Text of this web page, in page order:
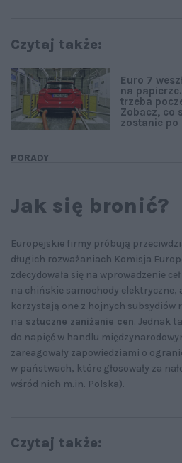
Czytaj także:
PORADY
Euro 7
na
trzeba
Zobacz, co
zostanie po
Jak się bronić?
Europejskie firmy próbują
długich rozważaniach Komisja
zdecydowała się na wprowadzenie
na chińskie samochody elektryczne,
korzystają one z hojnych subsydiów
na sztuczne zaniżanie cen. Jednak
do napięć w handlu
zareagowały zapowiedziami o
w państwach, które głosowały za
wśród nich m.in. Polska).
Czytaj także: